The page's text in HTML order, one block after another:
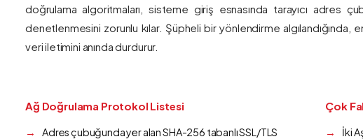
doğrulama algoritmaları, sisteme giriş esnasında tarayıcı adres
denetlenmesini zorunlu kılar. Şüpheli bir yönlendirme algılandığında,
veri iletimini anında durdurur.
Ağ Doğrulama Protokol Listesi
Adres çubuğunda yer alan SHA-256 tabanlı SSL/TLS
Çok
İki